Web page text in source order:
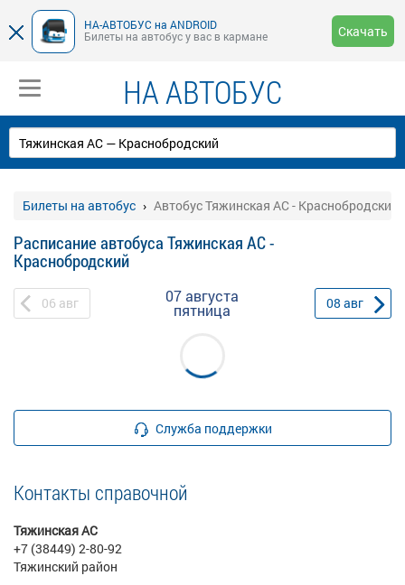
НА-АВТОБУС на ANDROID
Билеты на автобус у вас в кармане
Скачать
НА АВТОБУС
Билеты на автобус Автобус Тяжинская АС - Краснобродский
Расписание автобуса Тяжинская АС -
Краснобродский
06 авг 07 августа
пятница 08 авг
Служба поддержки
Контакты справочной
Тяжинская АС
+7 (38449) 2-80-92
Тяжинский район